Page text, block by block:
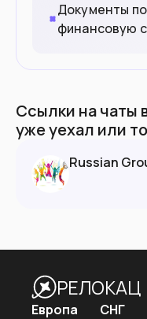
Документы
финансовую
Ссылки на чаты
уже уехал или
Russian
РЕЛОКАЦ
Европа СНГ